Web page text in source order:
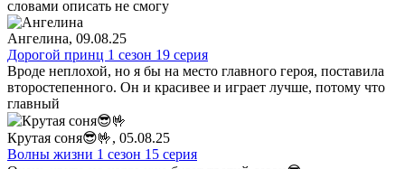
словами описать не смогу
Ангелина, 09.08.25
Дорогой принц 1 сезон 19 серия
Вроде неплохой, но я бы на место главного героя, поставила
второстепенного. Он и красивее и играет лучше, потому что
главный
Крутая соня😎🤟, 05.08.25
Волны жизни 1 сезон 15 серия